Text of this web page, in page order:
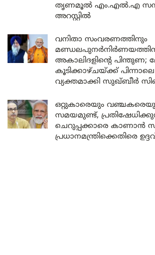
തൃണമൂൽ എം.എൽ.എ
അറസ്റ്റിൽ
വനിതാ സംവരണത്തിനും
അകാലിദളിന്റെ പിന്തുണ;
കൂടിക്കാഴ്ചയ്ക്ക് പിന്നാലെ
വ്യക്തമാക്കി സുഖ്ബീർ
ഒറ്റുകാരെയും
സമയമുണ്ട്,
ചെറുപ്പക്കാരെ കാണാൻ
പ്രധാനമന്ത്രിക്കെതിരെ